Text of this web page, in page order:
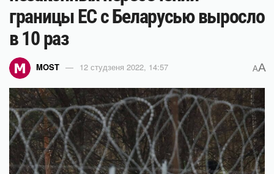
границы ЕС с Беларусью выросло
в 10 раз
MOST 12 студзеня 2022, 14:57 AA